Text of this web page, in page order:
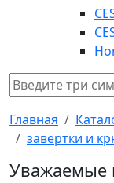
Главная
завертки и
Уважаемые